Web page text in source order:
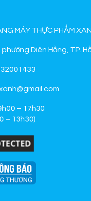
MÁY THỰC PHẨM
Diên Hồng, TP.
– 17h30
– 13h30)